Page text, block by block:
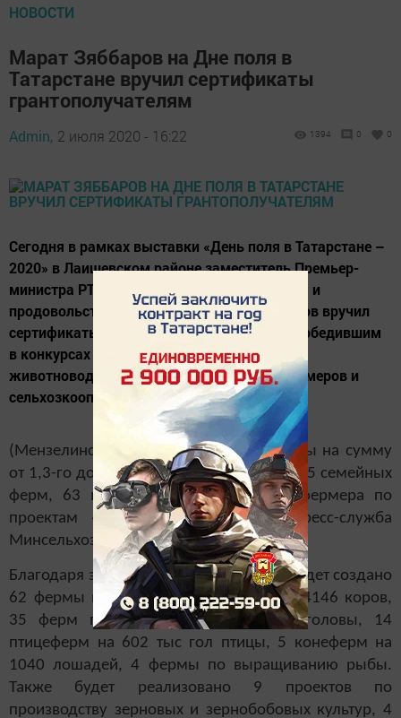
НОВОСТИ
Марат Зяббаров на Дне поля в
Татарстане вручил сертификаты
грантополучателям
Admin, 2 июля 2020 - 16:22 1394 0 0
Сегодня в рамках выставки «День поля в Татарстане –
2020» в Лаишевском районе заместитель Премьер-
министра РТ - министр сельского хозяйства и
продовольствия Татарстана Марат Зяббаров вручил
сертификаты фермерам и кооперативам, победившим
в конкурсах по программам для семейных
животноводческих ферм, начинающих фермеров и
сельхозкооперативов.
(Мензелинск, "Мензеля-информ") Гранты на сумму
от 1,3-го до 28,8 млн рублей получили 25 семейных
ферм, 63 начинающих фермера, 64 фермера по
проектам «Агростартап», сообщает пресс-служба
Минсельхозпрода РТ.
Благодаря этому грантополучателями будет создано
62 фермы молочного направления на 4146 коров,
35 ферм по откорму КРС на 3324 головы, 14
птицеферм на 602 тыс гол птицы, 5 конеферм на
1040 лошадей, 4 фермы по выращиванию рыбы.
Также будет реализовано 9 проектов по
производству зерновых и зернобобовых культур, 4